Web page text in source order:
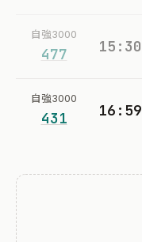
自強3000
477 15:30
自強3000
431 16:59